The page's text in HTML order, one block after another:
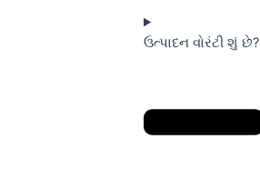
ઉત્પાદન વોરંટી શું છે?